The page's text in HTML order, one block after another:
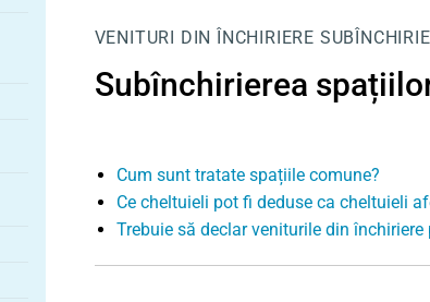
VENITURI DIN ÎNCHIRIERE
Subînchirierea
Cum sunt tratate spațiile comune?
Ce cheltuieli pot fi deduse ca cheltuieli
Trebuie să declar veniturile din